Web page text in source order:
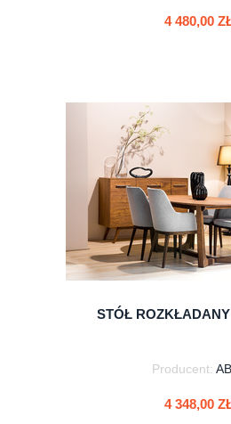
4 480,00
do
STÓŁ
Producent:
4 348,00